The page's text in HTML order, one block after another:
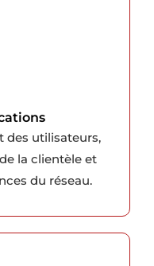
des utilisateurs,
la clientèle et
du réseau.